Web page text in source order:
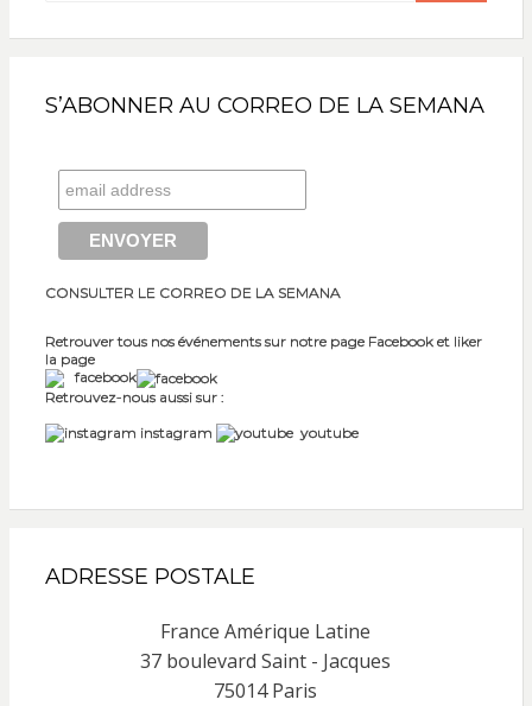
S’ABONNER AU CORREO DE LA SEMANA
CONSULTER LE CORREO DE LA SEMANA
Retrouver tous nos événements sur notre page Facebook et liker
la page
facebook
Retrouvez-nous aussi sur :
instagram
youtube
ADRESSE POSTALE
France Amérique Latine
37 boulevard Saint - Jacques
75014 Paris